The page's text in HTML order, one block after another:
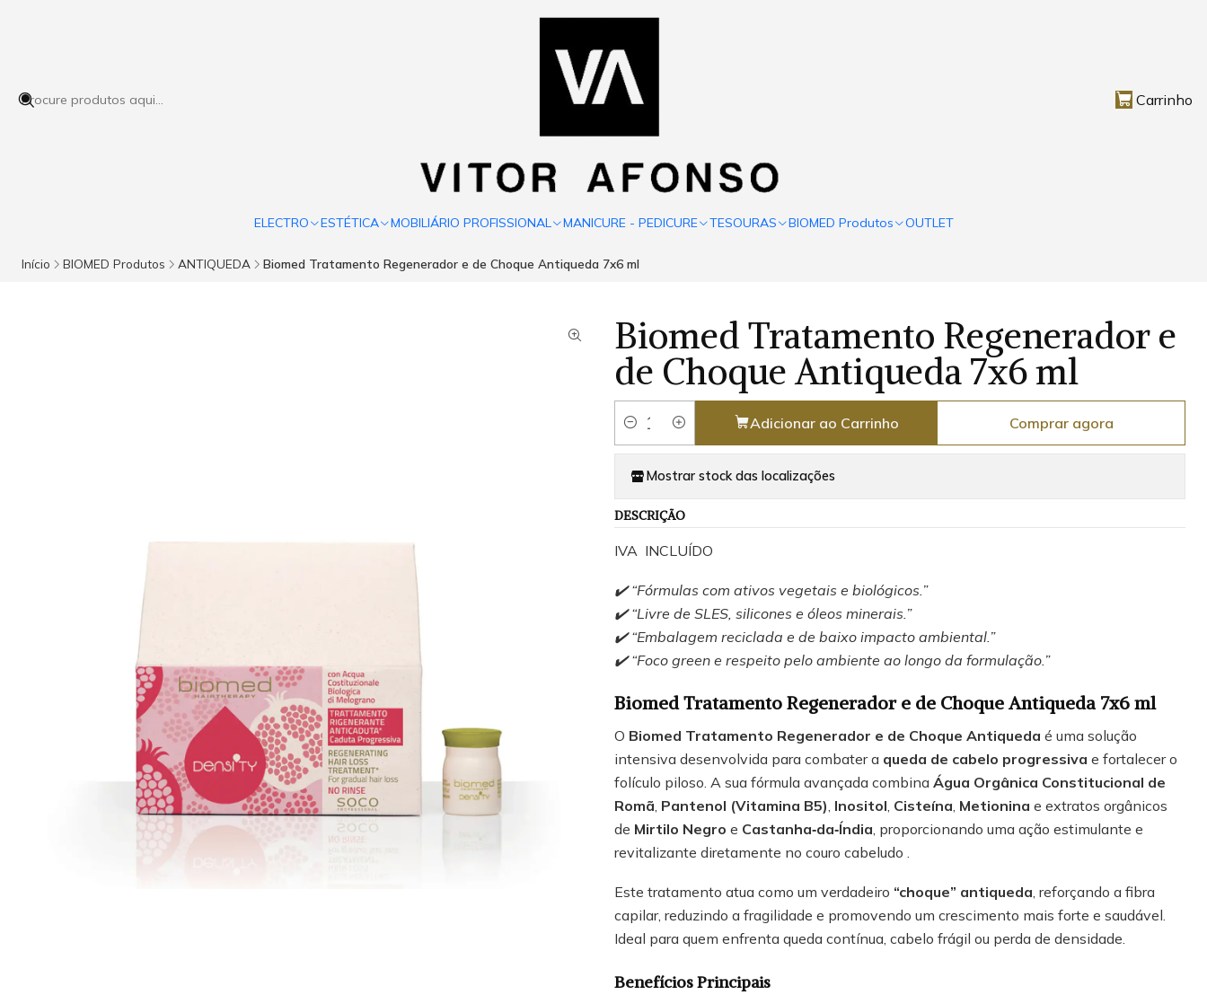
Carrinho
ELECTRO ESTÉTICA MOBILIÁRIO PROFISSIONAL MANICURE - PEDICURE TESOURAS BIOMED Produtos OUTLET
Início BIOMED Produtos ANTIQUEDA Biomed Tratamento Regenerador e de Choque Antiqueda 7x6 ml
Biomed Tratamento Regenerador e
de Choque Antiqueda 7x6 ml
Quantidade
Adicionar ao Carrinho Comprar agora
Mostrar stock das localizações
DESCRIÇÃO
IVA INCLUÍDO
✔️ “Fórmulas com ativos vegetais e biológicos.”
✔️ “Livre de SLES, silicones e óleos minerais.”
✔️ “Embalagem reciclada e de baixo impacto ambiental.”
✔️ “Foco green e respeito pelo ambiente ao longo da formulação.”
Biomed Tratamento Regenerador e de Choque Antiqueda 7x6 ml
O Biomed Tratamento Regenerador e de Choque Antiqueda é uma solução
intensiva desenvolvida para combater a queda de cabelo progressiva e fortalecer o
folículo piloso. A sua fórmula avançada combina Água Orgânica Constitucional de
Romã Pantenol (Vitamina B5) Inositol Cisteína Metionina e extratos orgânicos
de Mirtilo Negro e Castanha‑da‑Índia , proporcionando uma ação estimulante e
revitalizante diretamente no couro cabeludo .
Este tratamento atua como um verdadeiro “choque” antiqueda , reforçando a fibra
capilar, reduzindo a fragilidade e promovendo um crescimento mais forte e saudável.
Ideal para quem enfrenta queda contínua, cabelo frágil ou perda de densidade.
Benefícios Principais